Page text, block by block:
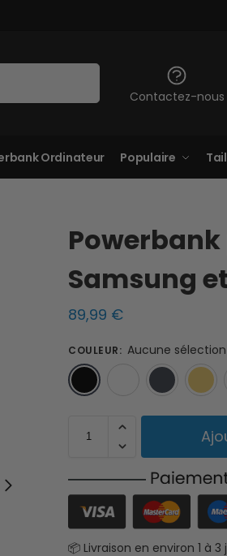
Contactez-nous
Ordinateur Populaire
Samsung
89,99 €
COULEUR: Aucune sélection
Noir Blanc
📦 Livraison en environ 1 à